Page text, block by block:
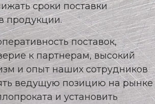
сроки поставки
продукции.
поставок,
к партнерам, высокий
и опыт наших сотрудников
ведущую позицию на рынке
и установить